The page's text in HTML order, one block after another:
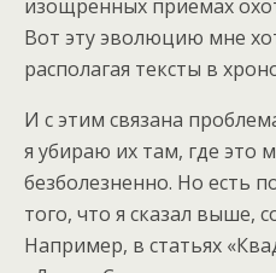
изощренных приемах
Вот эту эволюцию мне
располагая тексты в
И с этим связана
я убираю их там, где это
безболезненно. Но есть
того, что я сказал выше,
Например, в статьях